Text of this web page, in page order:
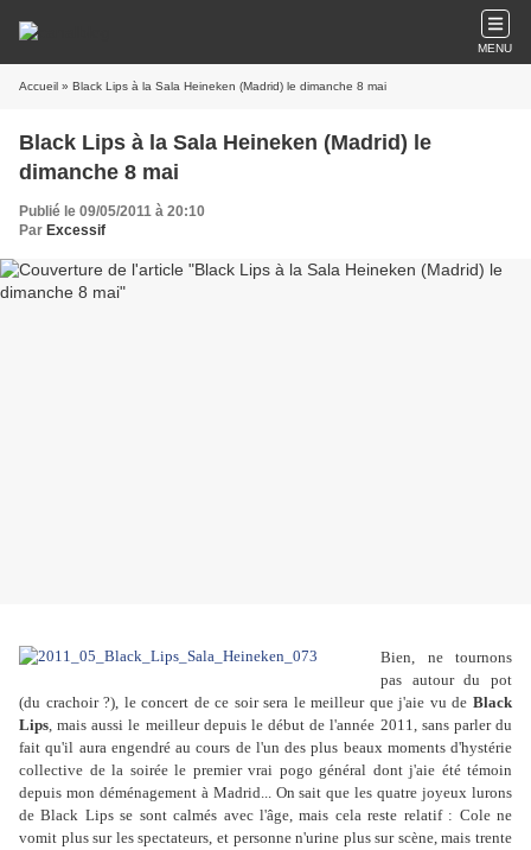
MENU
Accueil » Black Lips à la Sala Heineken (Madrid) le dimanche 8 mai
Black Lips à la Sala Heineken (Madrid) le
dimanche 8 mai
Publié le 09/05/2011 à 20:10
Par Excessif
Bien, ne tournons
pas autour du pot
(du crachoir ?), le concert de ce soir sera le meilleur que j'aie vu de Black
Lips, mais aussi le meilleur depuis le début de l'année 2011, sans parler du
fait qu'il aura engendré au cours de l'un des plus beaux moments d'hystérie
collective de la soirée le premier vrai pogo général dont j'aie été témoin
depuis mon déménagement à Madrid... On sait que les quatre joyeux lurons
de Black Lips se sont calmés avec l'âge, mais cela reste relatif : Cole ne
vomit plus sur les spectateurs, et personne n'urine plus sur scène, mais trente